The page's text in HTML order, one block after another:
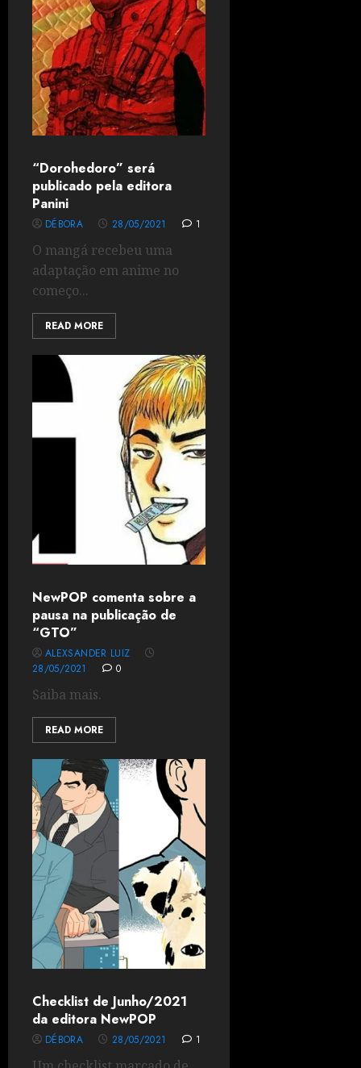
“Dorohedoro” será
publicado pela editora
Panini
DÉBORA 28/05/2021 1
O mangá recebeu uma
adaptação em anime no
começo...
READ MORE
NewPOP comenta sobre a
pausa na publicação de
“GTO”
ALEXSANDER LUIZ
28/05/2021
0
Saiba mais.
READ MORE
Checklist de Junho/2021
da editora NewPOP
DÉBORA 28/05/2021 1